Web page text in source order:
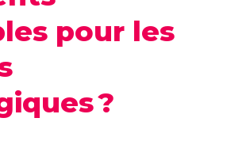
pour les
?